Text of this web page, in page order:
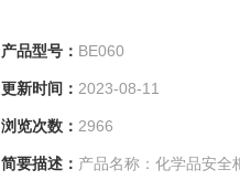
产品型号： BE060
更新时间： 2023-08-11
浏览次数： 2966
简要描述： 产品名称：化学品安全